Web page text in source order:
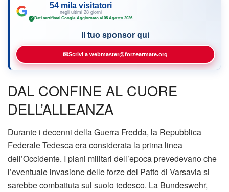
54 mila visitatori
negli ultimi 28 giorni
✓ Dati certificati Google·Aggiornato al 08 Agosto 2026
Il tuo sponsor qui
✉Scrivi a webmaster@forzearmate.org
DAL CONFINE AL CUORE
DELL’ALLEANZA
Durante i decenni della Guerra Fredda, la Repubblica
Federale Tedesca era considerata la prima linea
dell’Occidente. I piani militari dell’epoca prevedevano che
l’eventuale invasione delle forze del Patto di Varsavia si
sarebbe combattuta sul suolo tedesco. La Bundeswehr,